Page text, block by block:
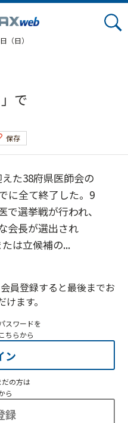
（日）
で
保存
た38府県医師会の
に全て終了した。9
選挙戦が行われ、
会長が選出され
は立候補の...
員登録すると最後までお
ます。
スワードを
ちらから
ン
の方は
ら
録